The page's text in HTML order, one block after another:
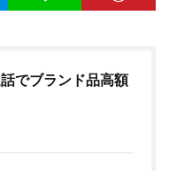
でブランド品高額